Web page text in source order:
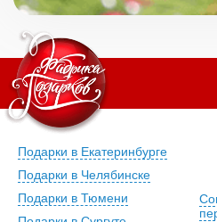
Подарки в Екатеринбурге
Подарки в Челябинске
Подарки в Тюмени